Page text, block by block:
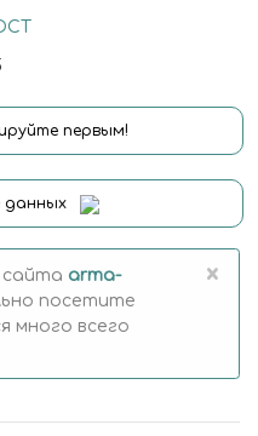
первым!
данных
сайта arma-
посетите
много всего
×